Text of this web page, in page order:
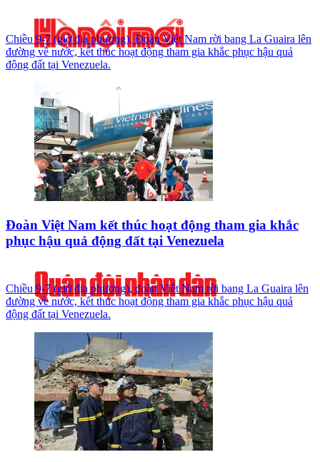
Chiều 9-7 (giờ địa phương), Đoàn Việt Nam rời bang La Guaira lên
đường về nước, kết thúc hoạt động tham gia khắc phục hậu quả
động đất tại Venezuela.
Đoàn Việt Nam kết thúc hoạt động tham gia khắc
phục hậu quả động đất tại Venezuela
Chiều 9-7 (giờ địa phương), đoàn Việt Nam rời bang La Guaira lên
đường về nước, kết thúc hoạt động tham gia khắc phục hậu quả
động đất tại Venezuela.